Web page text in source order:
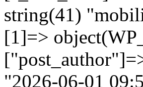
string(41)
[1]=>
"2026-06-01